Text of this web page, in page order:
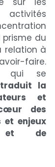
du
relation à
faire.
qui se
la
et
des
et enjeux
et de